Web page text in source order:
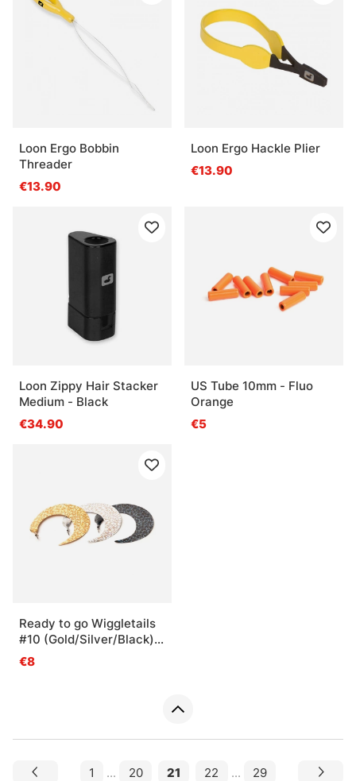
Loon Ergo Bobbin
Threader
€13.90
Loon Ergo Hackle Plier
€13.90
Loon Zippy Hair Stacker
Medium - Black
€34.90
US Tube 10mm - Fluo
Orange
€5
Ready to go Wiggletails
#10 (Gold/Silver/Black)
XXL
€8
1 ... 20 21 22 ... 29